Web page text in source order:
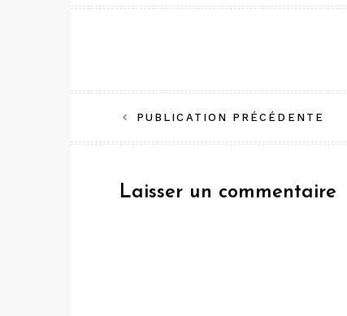
Navigation
de
l’article
PUBLICATION PRÉCÉDENTE
Laisser un commentaire